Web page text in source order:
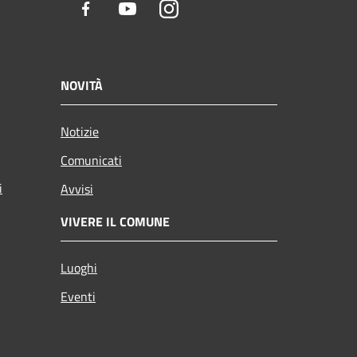
Facebook YoutubeInstagram
NOVITÀ
Notizie
Comunicati
Avvisi
VIVERE IL COMUNE
Luoghi
Eventi